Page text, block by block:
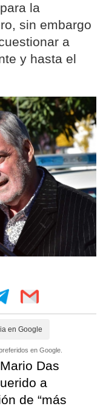
la
sin embargo
a
y hasta el
en Google
en Google.
Das
a
de “más